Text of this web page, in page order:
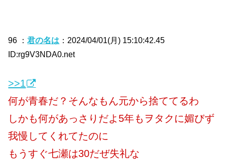
96 ：君の名は ：2024/04/01(月) 15:10:42.45
ID:rg9V3NDA0.net
>>1
何が青春だ？そんなもん元から捨ててるわ
しかも何があっさりだよ5年もヲタクに媚びず
我慢してくれてたのに
もうすぐ七瀬は30だぜ失礼な